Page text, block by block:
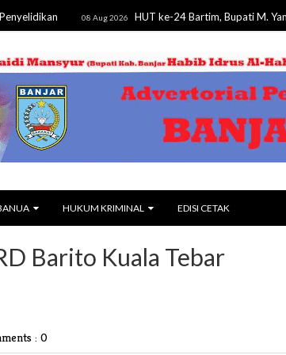
08 Aug 2026 HUT ke-24 Bartim, Bupati M. Yamin
HUKUM KRIMINAL EDISI CETAK
Barito Kuala Tebar
: 0